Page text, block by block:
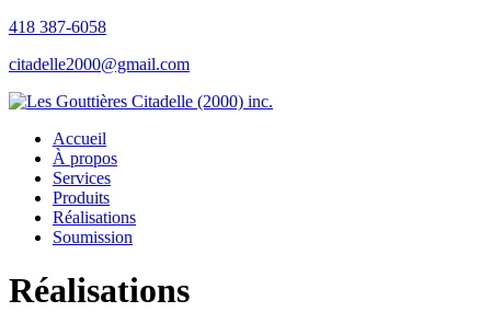
418 387-6058
citadelle2000@gmail.com
Accueil
À propos
Services
Produits
Réalisations
Soumission
Réalisations